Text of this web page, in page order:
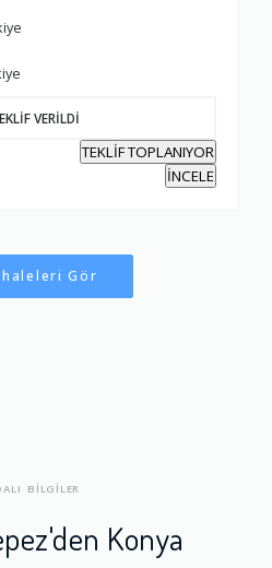
VERİLDİ
TEKLİF TOPLANIYOR
İNCELE
Gör
BİLGİLER
Konya